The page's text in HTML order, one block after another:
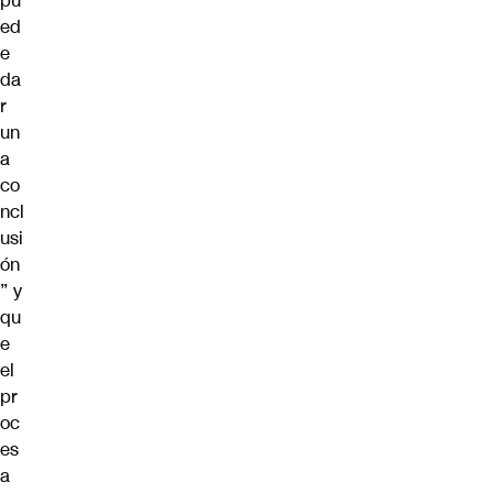
ed
e
da
r
un
a
co
ncl
usi
ón
” y
qu
e
el
pr
oc
es
a